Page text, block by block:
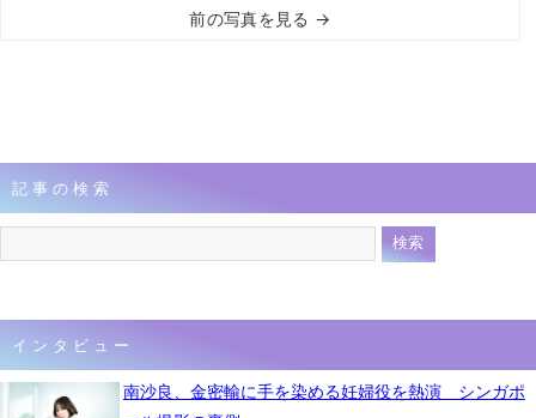
前の写真を見る →
記事の検索
インタビュー
南沙良、金密輸に手を染める妊婦役を熱演 シンガポ